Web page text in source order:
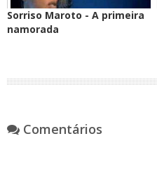
Sorriso Maroto - A primeira
namorada
Comentários